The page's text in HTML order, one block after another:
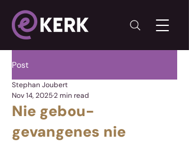
Post
Nie gebou-
gevangenes nie
Stephan Joubert
Nov 14, 20252 min read